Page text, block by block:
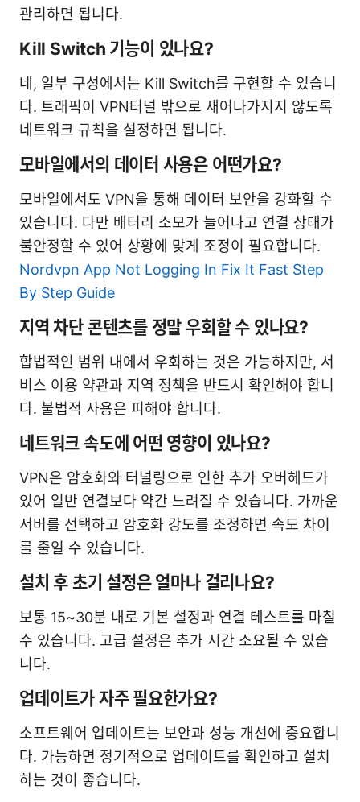
관리하면 됩니다.
Kill Switch 기능이 있나요?
네, 일부 구성에서는 Kill Switch를 구현할 수 있습니
다. 트래픽이 VPN터널 밖으로 새어나가지지 않도록
네트워크 규칙을 설정하면 됩니다.
모바일에서의 데이터 사용은 어떤가요?
모바일에서도 VPN을 통해 데이터 보안을 강화할 수
있습니다. 다만 배터리 소모가 늘어나고 연결 상태가
불안정할 수 있어 상황에 맞게 조정이 필요합니다.
Nordvpn App Not Logging In Fix It Fast Step
By Step Guide
지역 차단 콘텐츠를 정말 우회할 수 있나요?
합법적인 범위 내에서 우회하는 것은 가능하지만, 서
비스 이용 약관과 지역 정책을 반드시 확인해야 합니
다. 불법적 사용은 피해야 합니다.
네트워크 속도에 어떤 영향이 있나요?
VPN은 암호화와 터널링으로 인한 추가 오버헤드가
있어 일반 연결보다 약간 느려질 수 있습니다. 가까운
서버를 선택하고 암호화 강도를 조정하면 속도 차이
를 줄일 수 있습니다.
설치 후 초기 설정은 얼마나 걸리나요?
보통 15~30분 내로 기본 설정과 연결 테스트를 마칠
수 있습니다. 고급 설정은 추가 시간 소요될 수 있습
니다.
업데이트가 자주 필요한가요?
소프트웨어 업데이트는 보안과 성능 개선에 중요합니
다. 가능하면 정기적으로 업데이트를 확인하고 설치
하는 것이 좋습니다.